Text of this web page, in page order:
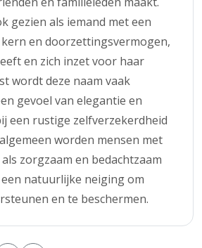
gezien als iemand met een
en doorzettingsvermogen,
en zich inzet voor haar
wordt deze naam vaak
gevoel van elegantie en
een rustige zelfverzekerdheid
worden mensen met
zorgzaam en bedachtzaam
natuurlijke neiging om
en te beschermen.